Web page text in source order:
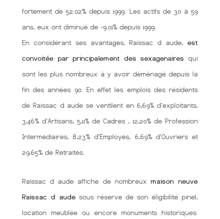
fortement de 52.02% depuis 1999. Les actifs de 30 à 59
ans, eux ont diminué de -9.01% depuis 1999.
En considérant ses avantages, Raissac d aude, est
convoitée par principalement des sexagenaires qui
sont les plus nombreux à y avoir déménagé depuis la
fin des années 90. En effet les emplois des résidents
de Raissac d aude se ventilent en 6,69% d'exploitants,
3,46% d'Artisans, 5,11% de Cadres , 12,20% de Profession
Intermédiaires, 8,23% d'Employés, 6,69% d'Ouvriers et
29,65% de Retraités.
Raissac d aude affiche de nombreux maison neuve
Raissac d aude sous réserve de son éligibilité pinel,
location meublée ou encore monuments historiques.